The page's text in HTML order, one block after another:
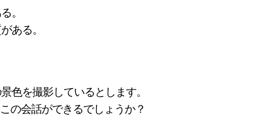
。
ある。
色を撮影しているとします。
の会話ができるでしょうか？